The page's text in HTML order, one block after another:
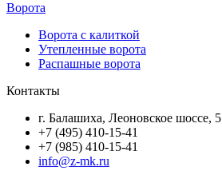
Ворота
Ворота с калиткой
Утепленные ворота
Распашные ворота
Контакты
г. Балашиха, Леоновское шоссе, 5
+7 (495) 410-15-41
+7 (985) 410-15-41
info@z-mk.ru